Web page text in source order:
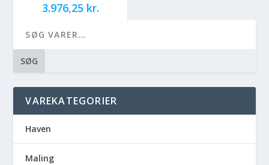
3.976,25 kr.
SØG
VAREKATEGORIER
Haven
Maling